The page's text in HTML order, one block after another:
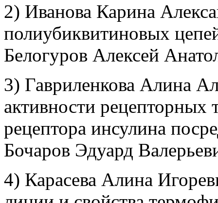
2) Иванова Карина
полиубиквитиновых
Белогуров Алексей
3) Гавриленкова Алина
активности рецепторных
рецептора инсулина
Бочаров Эдуард
4) Карасева Алина